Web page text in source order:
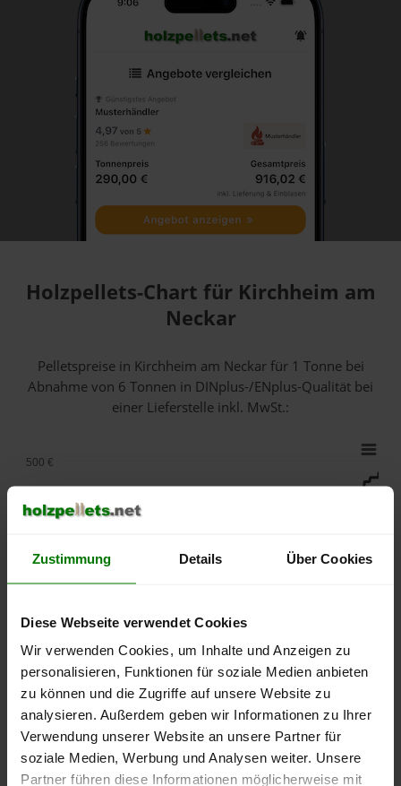
Zustimmung Details Über Cookies
Diese Webseite verwendet Cookies
Wir verwenden Cookies, um Inhalte und Anzeigen zu
personalisieren, Funktionen für soziale Medien anbieten
zu können und die Zugriffe auf unsere Website zu
analysieren. Außerdem geben wir Informationen zu Ihrer
Verwendung unserer Website an unsere Partner für
soziale Medien, Werbung und Analysen weiter. Unsere
Partner führen diese Informationen möglicherweise mit
Holzpellets-Chart für Kirchheim am
Neckar
Pelletspreise in Kirchheim am Neckar für 1 Tonne bei
Abnahmevon 6 Tonnen in DINplus-/ENplus-Qualität bei
einer Lieferstelle inkl. MwSt.:
lose Ware Sackware
September
2025
Januar
2026
Mai
2026
250 €
400 €
450 €
500 €